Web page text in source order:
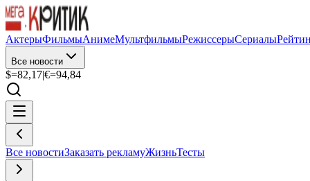
АктерыФильмыАнимеМультфильмыРежиссерыСериалы
Все новости
$=82,17|€=94,84
Все новостиЗаказать рекламуЖизньТесты